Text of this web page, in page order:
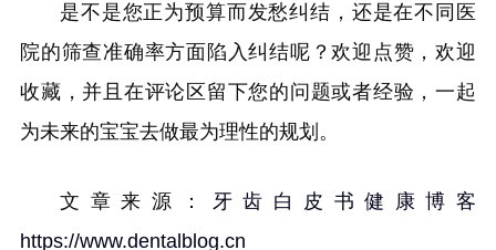
是不是您正为预算而发愁纠结，还是在不同医
院的筛查准确率方面陷入纠结呢？欢迎点赞，欢迎
收藏，并且在评论区留下您的问题或者经验，一起
为未来的宝宝去做最为理性的规划。
文章来源： 牙齿白皮书健康博客
https://www.dentalblog.cn